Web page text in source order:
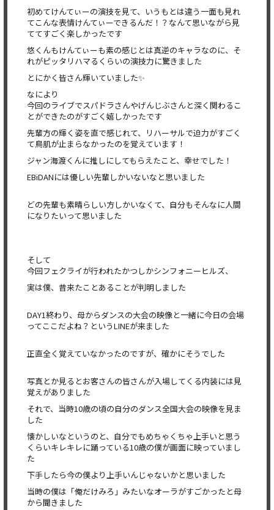
初めてけんてぃーの演技を見て、いうもとは違う一面も見れ
てこんな表情けんてぃーできるんだ！？なんて思いながら見
ててすごく楽しかったです
悠くんもけんてぃーも素の感じとは真逆のキャラなのに、そ
れがピッタリハマるくらいの演技力に驚きました
とにかく皆さん輝いていました✨
なにより
今回のライブでスパドラさんやげんじぶさんと深く関わるこ
とができたのがすごく嬉しかったです
先輩方の輝く姿を直で感じれて、リハーサルで迫力がすごく
て鳥肌が止まらなかったのを覚えています！
ジャン海渡くんに推しにしてもらえたこと、幸せでした！
EBiDANには優しい先輩しかいないなと思いました
どの先輩も素晴らしい方しかいなくて、自分もそんなに人間
になりたいって思いました
そして
今回フェクライが行われたかつしかシンフォニーヒルズ、
実は僕、昔来たことあることが判明しました
DAY1終わり、母からダンスの大会の映像と一緒に今日の会場
ってここだよね？というLINEが来ました
正直全く覚えていなかったのですが、確かにそうでした
写真とか見るとお客さんの皆さんが入場してくる内装には見
覚えがありました
それで、当時10歳の頃の自分のダンス全国大会の映像を見ま
した
懐かしいなというのと、自分でもめちゃくちゃ上手いと思う
くらいキレキレに踊っている10歳の僕が画面に映っていまし
た
下手したら今の僕より上手いんじゃないかと思いました
当時の僕は「俺だけみろ」みたいなオーラがすごかったと母
から聞きました